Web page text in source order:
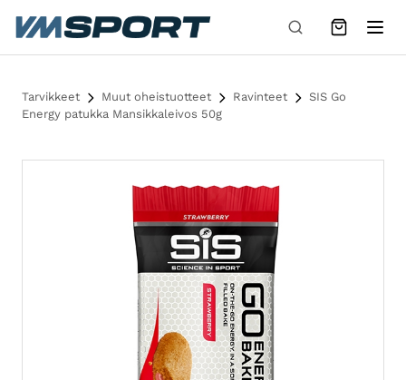
Siirry sisältöön
Tarvikkeet Muut oheistuotteet Ravinteet
SIS Go
Energy patukka Mansikkaleivos 50g